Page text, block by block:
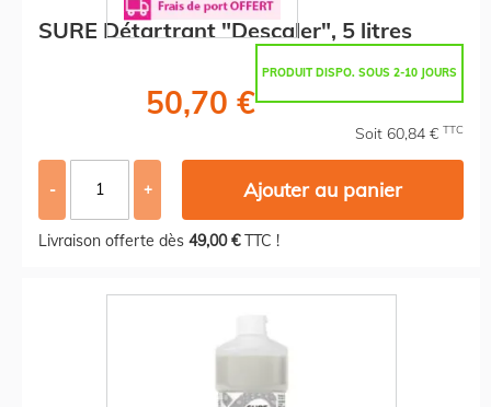
SURE Détartrant "Descaler", 5 litres
PRODUIT DISPO. SOUS 2-10 JOURS
50,70 €
Soit 60,84 € TTC
- + Ajouter au panier
Livraison offerte dès 49,00 €TTC !